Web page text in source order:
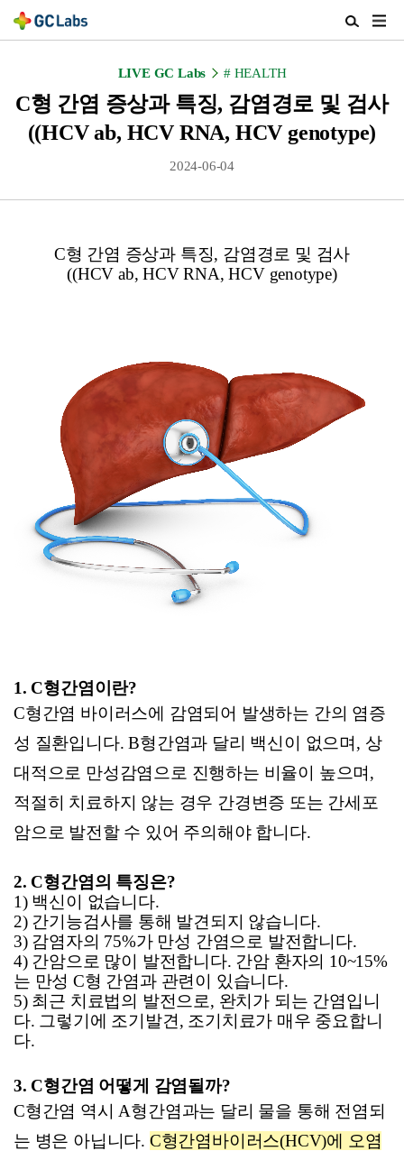
검
색
LIVE GC Labs # HEALTH
C형 간염 증상과 특징, 감염경로 및 검사
((HCV ab, HCV RNA, HCV genotype)
2024-06-04
C형 간염 증상과 특징, 감염경로 및 검사
((HCV ab, HCV RNA, HCV genotype)
1. C형간염이란?
C형간염 바이러스에 감염되어 발생하는 간의 염증
성 질환입니다. B형간염과 달리 백신이 없으며, 상
대적으로 만성감염으로 진행하는 비율이 높으며,
적절히 치료하지 않는 경우 간경변증 또는 간세포
암으로 발전할 수 있어 주의해야 합니다.
2. C형간염의 특징은?
1) 백신이 없습니다.
2) 간기능검사를 통해 발견되지 않습니다.
3) 감염자의 75%가 만성 간염으로 발전합니다.
4) 간암으로 많이 발전합니다. 간암 환자의 10~15%
는 만성 C형 간염과 관련이 있습니다.
5) 최근 치료법의 발전으로, 완치가 되는 간염입니
다. 그렇기에 조기발견 , 조기치료가 매우 중요합니
다.
3. C형간염 어떻게 감염될까?
C형간염 역시 A형간염과는 달리 물을 통해 전염되
는 병은 아닙니다. C형간염바이러스(HCV)에 오염